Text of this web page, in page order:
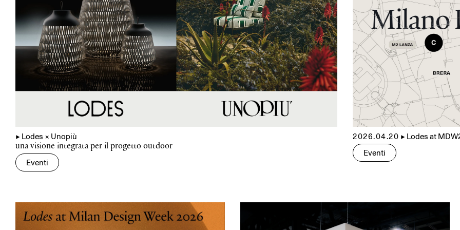
▲ Lodes × Unopiù
una visione integrata per il progetto outdoor
Eventi
2026.04.20 ▲ Lodes at
Eventi